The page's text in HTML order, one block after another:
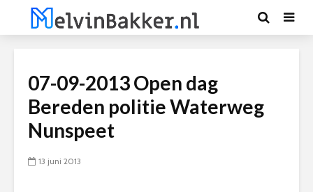
07-09-2013 Open dag
Bereden politie Waterweg
Nunspeet
13 juni 2013